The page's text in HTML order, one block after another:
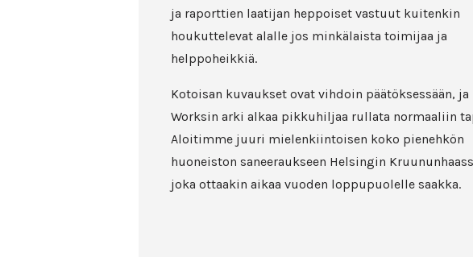
ja raporttien laatijan heppoiset vastuut kuitenkin
houkuttelevat alalle jos minkälaista toimijaa ja
helppoheikkiä.
Kotoisan kuvaukset ovat vihdoin päätöksessään, ja
Worksin arki alkaa pikkuhiljaa rullata normaaliin
Aloitimme juuri mielenkiintoisen koko pienehkön
huoneiston saneeraukseen Helsingin
joka ottaakin aikaa vuoden loppupuolelle saakka.